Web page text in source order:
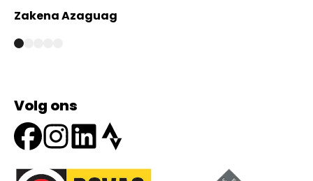
Zakena Azaguag
Volg ons
Onze partners